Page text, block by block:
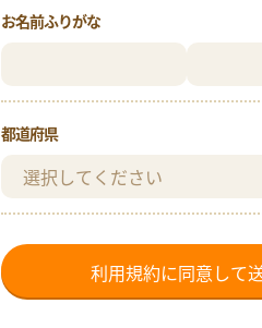
お名前ふりがな
都道府県